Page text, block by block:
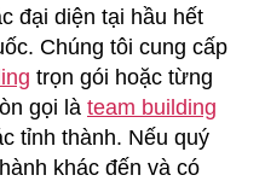
đại diện tại hầu hết
Chúng tôi cung cấp
trọn gói hoặc từng
gọi là team building
tỉnh thành. Nếu quý
khác đến và có